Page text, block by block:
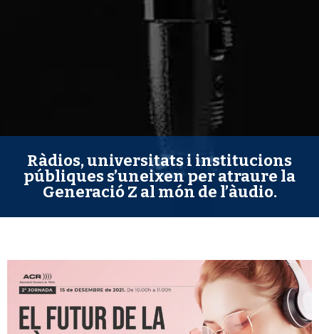
Ràdios, universitats i institucions
públiques s’uneixen per atraure la
Generació Z al món de l’àudio.